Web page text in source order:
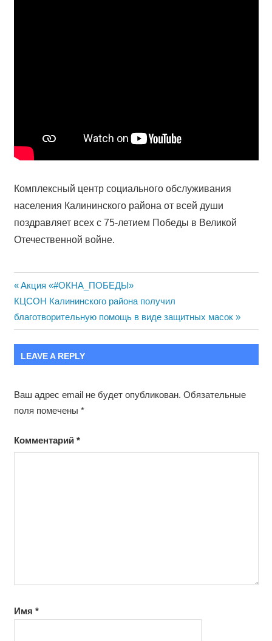
Комплексный центр социального обслуживания
населения Калининского района от всей души
поздравляет всех с 75-летием Победы в Великой
Отечественной войне.
Навигация
по
записям
Previous
Post:
Акция «#ОКНА_ПОБЕДЫ»
Next
Post:
КЦСОН Калининского района получил
благотворительную помощь в виде защитных масок
LEAVE A REPLY
Ваш адрес email не будет опубликован. Обязательные
поля помечены *
Комментарий *
Имя *